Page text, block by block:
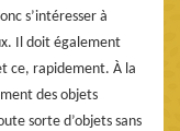
s’intéresser à
Il doit également
ce, rapidement. À la
des objets
sorte d’objets sans